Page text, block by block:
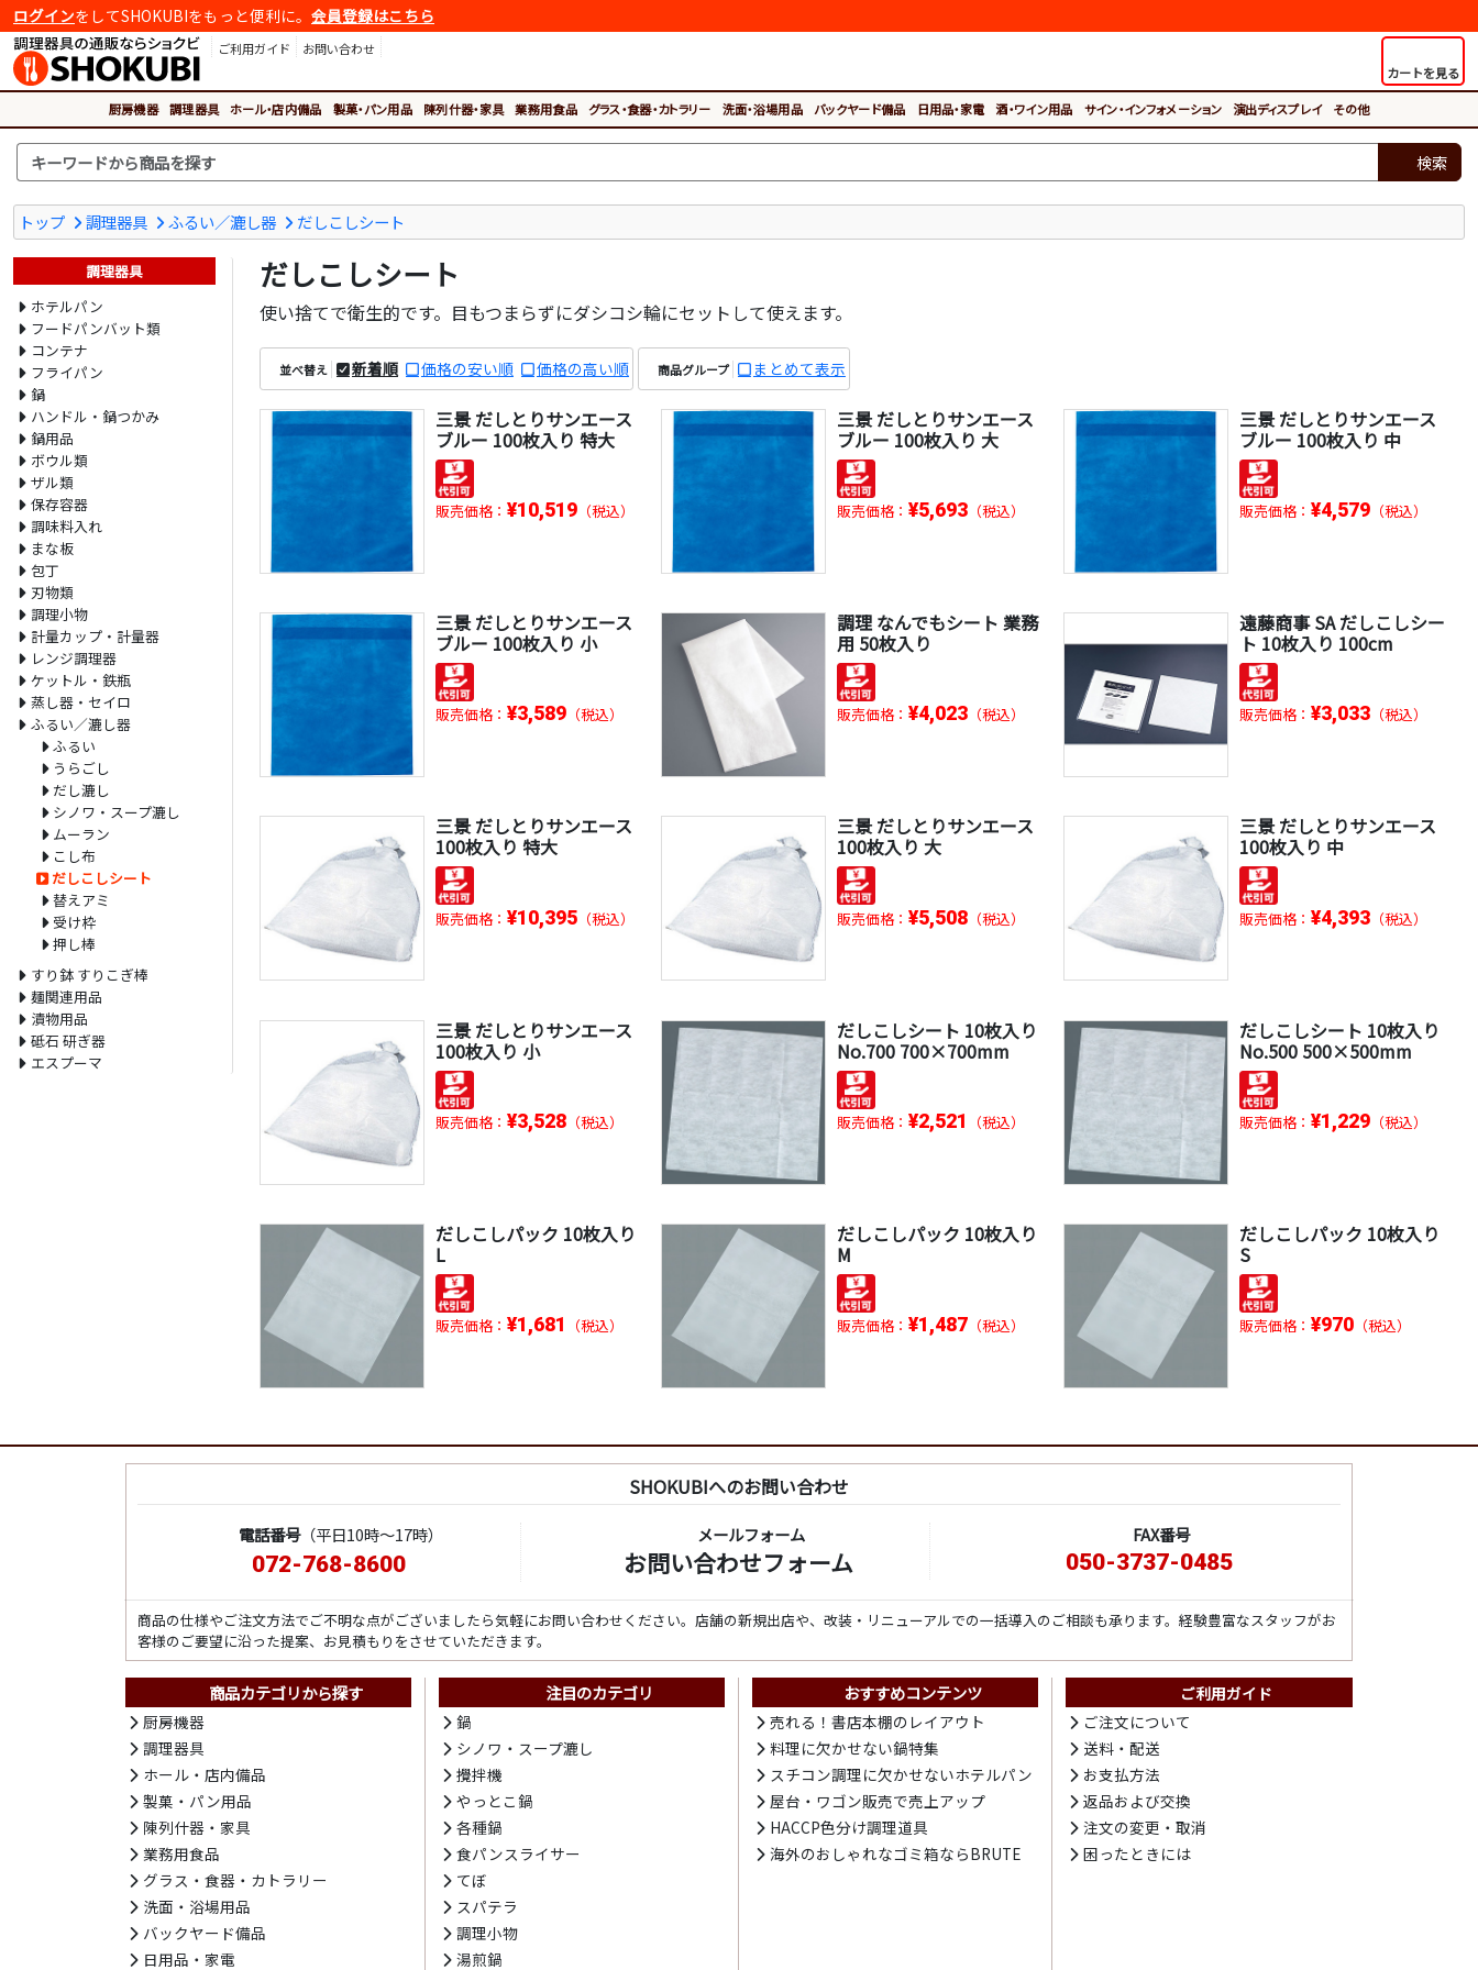
ログインをしてSHOKUBIをもっと便利に。 会員登録はこちら
ご利用ガイド
お問い合わせ
カートを見る
厨房機器 調理器具 ホール・店内備品 製菓・パン用品 陳列什器・家具 業務用食品 グラス・食器・カトラリー 洗面・浴場用品 バックヤード備品 日用品・家電 酒・ワイン用品 サイン・インフォメーション 演出ディスプレイ その他
検索
トップ 調理器具 ふるい／漉し器 だしこしシート
だしこしシート
使い捨てで衛生的です。目もつまらずにダシコシ輪にセットして使えます。
並べ替え 新着順 価格の安い順 価格の高い順 商品グループ まとめて表示
三景 だしとりサンエース
ブルー 100枚入り 特大
販売価格： ¥10,519 （税込）
三景 だしとりサンエース
ブルー 100枚入り 大
販売価格：¥5,693 （税込）
三景 だしとりサンエース
ブルー 100枚入り 中
販売価格： ¥4,579（税込）
三景 だしとりサンエース
ブルー 100枚入り 小
販売価格： ¥3,589 （税込）
調理 なんでもシート 業務
用 50枚入り
販売価格：¥4,023 （税込）
遠藤商事 SA だしこしシー
ト 10枚入り 100cm
販売価格： ¥3,033（税込）
三景 だしとりサンエース
100枚入り 特大
販売価格： ¥10,395 （税込）
三景 だしとりサンエース
100枚入り 大
販売価格：¥5,508 （税込）
三景 だしとりサンエース
100枚入り 中
販売価格： ¥4,393（税込）
三景 だしとりサンエース
100枚入り 小
販売価格： ¥3,528 （税込）
だしこしシート 10枚入り
No.700 700×700mm
販売価格：¥2,521 （税込）
だしこしシート 10枚入り
No.500 500×500mm
販売価格： ¥1,229（税込）
だしこしパック 10枚入り
L
販売価格： ¥1,681 （税込）
だしこしパック 10枚入り
M
販売価格：¥1,487 （税込）
だしこしパック 10枚入り
S
販売価格： ¥970（税込）
調理器具
ホテルパン
フードパンバット類
コンテナ
フライパン
鍋
ハンドル・鍋つかみ
鍋用品
ボウル類
ザル類
保存容器
調味料入れ
まな板
包丁
刃物類
調理小物
計量カップ・計量器
レンジ調理器
ケットル・鉄瓶
蒸し器・セイロ
ふるい／漉し器
ふるい
うらごし
だし漉し
シノワ・スープ漉し
ムーラン
こし布
だしこしシート
替えアミ
受け枠
押し棒
すり鉢 すりこぎ棒
麺関連用品
漬物用品
砥石 研ぎ器
エスプーマ
SHOKUBIへのお問い合わせ
電話番号（平日10時～17時）
072-768-8600
メールフォーム
お問い合わせフォーム
FAX番号
050-3737-0485
商品の仕様やご注文方法でご不明な点がございましたら気軽にお問い合わせください。店舗の新規出店や、改装・リニューアルでの一括導入のご相談も承ります。経験豊富なスタッフがお
客様のご要望に沿った提案、お見積もりをさせていただきます。
商品カテゴリから探す
厨房機器
調理器具
ホール・店内備品
製菓・パン用品
陳列什器・家具
業務用食品
グラス・食器・カトラリー
洗面・浴場用品
バックヤード備品
日用品・家電
注目のカテゴリ
鍋
シノワ・スープ漉し
攪拌機
やっとこ鍋
各種鍋
食パンスライサー
てぼ
スパテラ
調理小物
湯煎鍋
おすすめコンテンツ
売れる！書店本棚のレイアウト
料理に欠かせない鍋特集
スチコン調理に欠かせないホテルパン
屋台・ワゴン販売で売上アップ
HACCP色分け調理道具
海外のおしゃれなゴミ箱ならBRUTE
ご利用ガイド
ご注文について
送料・配送
お支払方法
返品および交換
注文の変更・取消
困ったときには